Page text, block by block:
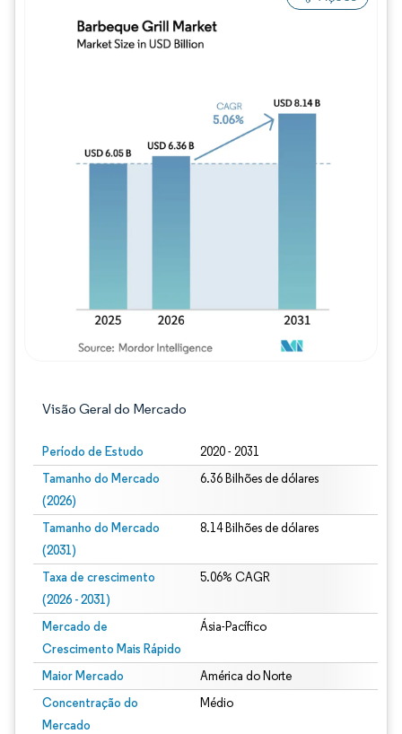
Visão Geral do Mercado
Período de Estudo 2020 - 2031
Tamanho do Mercado
(2026)
6.36 Bilhões de dólares
Tamanho do Mercado
(2031)
8.14 Bilhões de dólares
Taxa de crescimento
(2026 - 2031)
5.06% CAGR
Mercado de
Crescimento Mais Rápido
Ásia-Pacífico
Maior Mercado América do Norte
Concentração do
Mercado
Médio